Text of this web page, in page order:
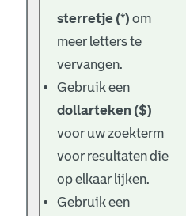
sterretje (*) om
meer letters te
vervangen.
Gebruik een
dollarteken ($)
voor uw zoekterm
voor resultaten die
op elkaar lijken.
Gebruik een